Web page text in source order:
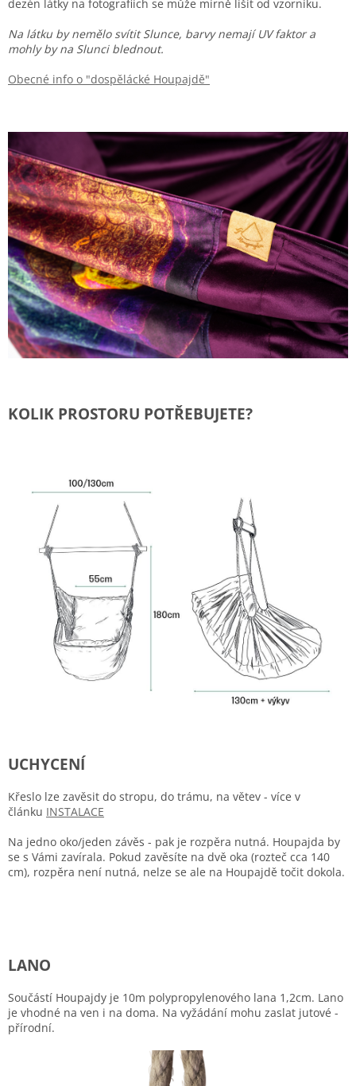
dezén látky na fotografiích se může mírně lišit od vzorníku.
Na látku by nemělo svítit Slunce, barvy nemají UV faktor a
mohly by na Slunci blednout.
Obecné info o "dospělácké Houpajdě"
KOLIK PROSTORU POTŘEBUJETE?
UCHYCENÍ
Křeslo lze zavěsit do stropu, do trámu, na větev - více v
článku INSTALACE
Na jedno oko/jeden závěs - pak je rozpěra nutná. Houpajda by
se s Vámi zavírala. Pokud zavěsíte na dvě oka (rozteč cca 140
cm), rozpěra není nutná, nelze se ale na Houpajdě točit dokola.
LANO
Součástí Houpajdy je 10m polypropylenového lana 1,2cm. Lano
je vhodné na ven i na doma. Na vyžádání mohu zaslat jutové -
přírodní.